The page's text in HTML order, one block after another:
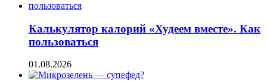
Калькулятор калорий «Худеем вместе». Как
пользоваться
01.08.2026